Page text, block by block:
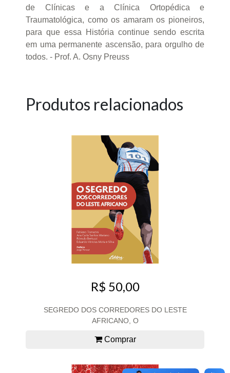
de Clínicas e a Clínica Ortopédica e
Traumatológica, como os amaram os pioneiros,
para que essa História continue sendo escrita
em uma permanente ascensão, para orgulho de
todos. - Prof. A. Osny Preuss
Produtos relacionados
R$ 50,00
SEGREDO DOS CORREDORES DO LESTE
AFRICANO, O
Comprar